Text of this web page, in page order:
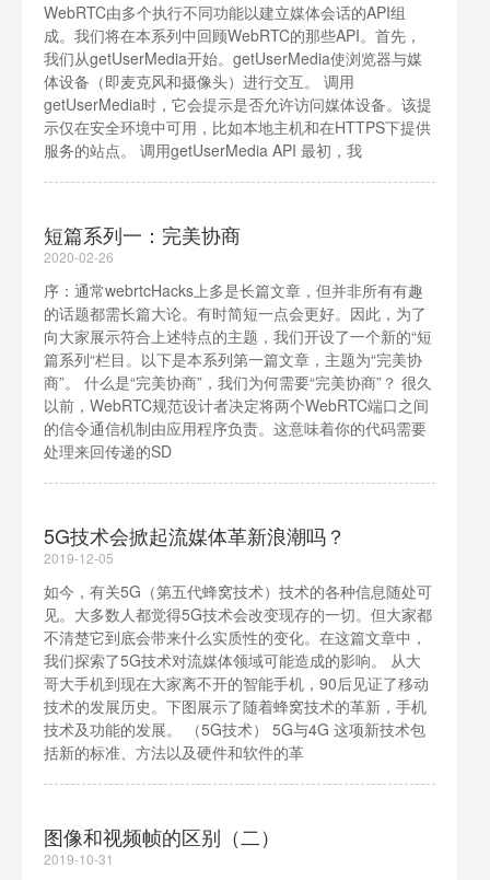
WebRTC由多个执行不同功能以建立媒体会话的API组
成。我们将在本系列中回顾WebRTC的那些API。首先，
我们从getUserMedia开始。getUserMedia使浏览器与媒
体设备（即麦克风和摄像头）进行交互。 调用
getUserMedia时，它会提示是否允许访问媒体设备。该提
示仅在安全环境中可用，比如本地主机和在HTTPS下提供
服务的站点。 调用getUserMedia API 最初，我
短篇系列一：完美协商
2020-02-26
序：通常webrtcHacks上多是长篇文章，但并非所有有趣
的话题都需长篇大论。有时简短一点会更好。因此，为了
向大家展示符合上述特点的主题，我们开设了一个新的“短
篇系列“栏目。以下是本系列第一篇文章，主题为“完美协
商”。 什么是“完美协商”，我们为何需要“完美协商”？ 很久
以前，WebRTC规范设计者决定将两个WebRTC端口之间
的信令通信机制由应用程序负责。这意味着你的代码需要
处理来回传递的SD
5G技术会掀起流媒体革新浪潮吗？
2019-12-05
如今，有关5G（第五代蜂窝技术）技术的各种信息随处可
见。大多数人都觉得5G技术会改变现存的一切。但大家都
不清楚它到底会带来什么实质性的变化。在这篇文章中，
我们探索了5G技术对流媒体领域可能造成的影响。 从大
哥大手机到现在大家离不开的智能手机，90后见证了移动
技术的发展历史。下图展示了随着蜂窝技术的革新，手机
技术及功能的发展。 （5G技术） 5G与4G 这项新技术包
括新的标准、方法以及硬件和软件的革
图像和视频帧的区别（二）
2019-10-31